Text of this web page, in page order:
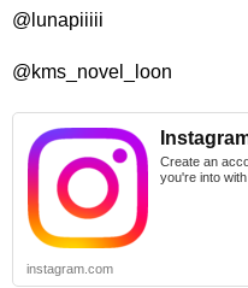
@lunapiiiii
@kms_novel_loon
Create an
you're into
instagram.com